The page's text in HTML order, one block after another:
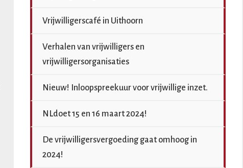
Vrijwilligerscafé in Uithoorn
Verhalen van vrijwilligers en
vrijwilligersorganisaties
Nieuw! Inloopspreekuur voor vrijwillige inzet.
NLdoet 15 en 16 maart 2024!
De vrijwilligersvergoeding gaat omhoog in
2024!